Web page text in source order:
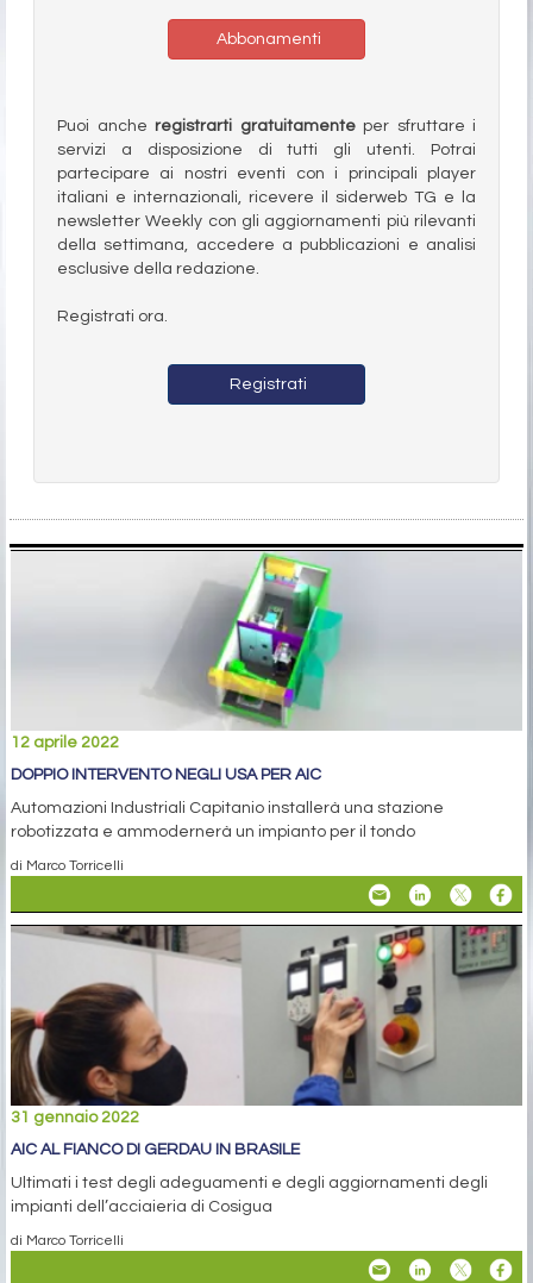
Abbonamenti
Puoi anche registrarti gratuitamenteper sfruttare i
servizi a disposizione di tutti gli utenti. Potrai
partecipare ai nostri eventi con i principali player
italiani e internazionali, ricevere il siderweb TG e la
newsletter Weekly con gli aggiornamenti più rilevanti
della settimana, accedere a pubblicazioni e analisi
esclusive della redazione.
Registrati ora.
Registrati
12 aprile 2022
DOPPIO INTERVENTO NEGLI USA PER AIC
Automazioni Industriali Capitanio installerà una stazione
robotizzata e ammodernerà un impianto per il tondo
di Marco Torricelli
31 gennaio 2022
AIC AL FIANCO DI GERDAU IN BRASILE
Ultimati i test degli adeguamenti e degli aggiornamenti degli
impianti dell’acciaieria di Cosigua
di Marco Torricelli